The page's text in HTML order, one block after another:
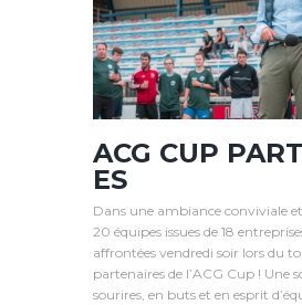
ACG CUP
ES
Dans une ambiance conviviale
20 équipes issues de 18
affrontées vendredi soir lors du
partenaires de l’ACG Cup ! Une
sourires, en buts et en esprit